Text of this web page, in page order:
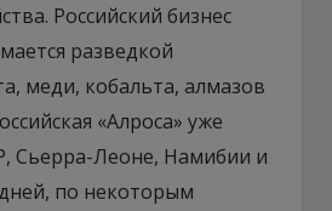
Российский бизнес
разведкой
меди, кобальта, алмазов
«Алроса» уже
Сьерра-Леоне, Намибии и
по некоторым